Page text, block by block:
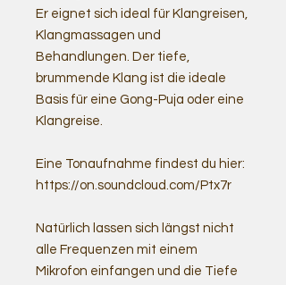
Er eignet sich ideal für Klangreisen,
Klangmassagen und
Behandlungen. Der tiefe,
brummende Klang ist die ideale
Basis für eine Gong-Puja oder eine
Klangreise.
Eine Tonaufnahme findest du hier:
https://on.soundcloud.com/Ptx7r
Natürlich lassen sich längst nicht
alle Frequenzen mit einem
Mikrofon einfangen und die Tiefe